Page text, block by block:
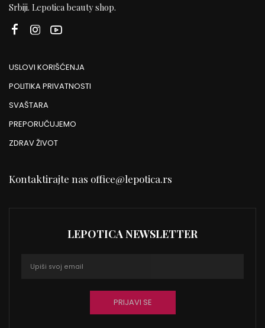
Srbiji. Lepotica beauty shop.
USLOVI KORIŠĆENJA
POLITIKA PRIVATNOSTI
SVAŠTARA
PREPORUČUJEMO
ZDRAV ŽIVOT
Kontaktirajte nas office@lepotica.rs
LEPOTICA NEWSLETTER